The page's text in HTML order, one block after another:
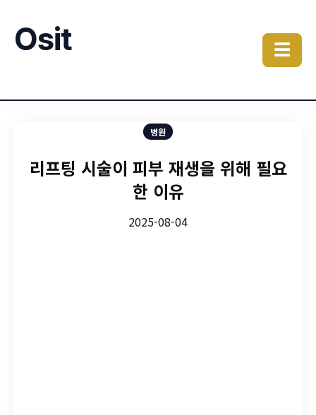
Osit ☰
병원
리프팅 시술이 피부 재생을 위해 필요
한 이유
2025-08-04